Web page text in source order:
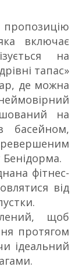
включає
на
тапас»
де можна
на
басейном,
фітнес-
від
щоб
протягом
ідеальний